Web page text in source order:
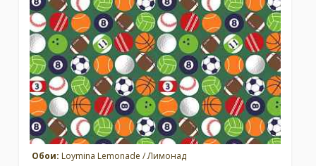
Обои: Loymina Lemonade / Лимонад